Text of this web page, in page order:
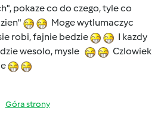
pokaze co do czego, tyle co
Moge wytlumaczyc
robi, fajnie bedzie
I kazdy
wesolo, mysle
Czlowiek
Góra strony